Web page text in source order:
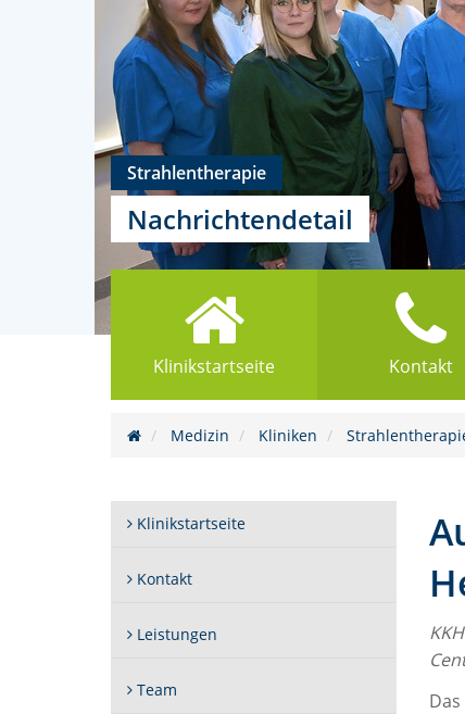
Strahlentherapie
Nachrichtendetail
Klinikstartseite Kontakt
Medizin Kliniken
Klinikstartseite
Kontakt
Leistungen
Team